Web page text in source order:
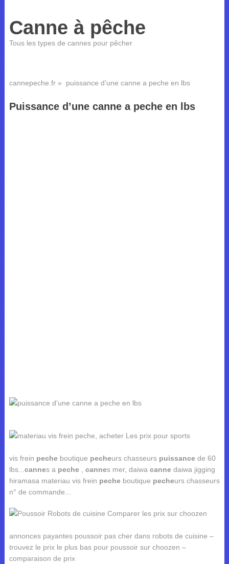
Canne à pêche
Tous les types de cannes pour pêcher
cannepeche.fr» puissance d’une canne a peche en lbs
Puissance d’une canne a peche en lbs
vis frein pecheboutique pecheurs chasseurs puissancede 60
lbs... cannes a peche, cannes mer, daiwa cannedaiwa jigging
hiramasa materiau vis frein pecheboutique pecheurs chasseurs
n° de commande...
annonces payantes poussoir pas cher dans robots de cuisine –
trouvez le prix le plus bas pour poussoir sur choozen –
comparaison de prix